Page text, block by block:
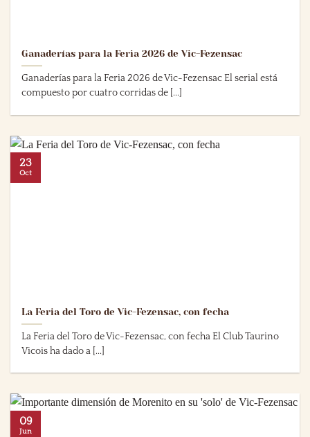
Ganaderías para la Feria 2026 de Vic-Fezensac
Ganaderías para la Feria 2026 de Vic-Fezensac El serial está
compuesto por cuatro corridas de [...]
La Feria del Toro de Vic-Fezensac, con fecha
La Feria del Toro de Vic-Fezensac, con fecha El Club Taurino
Vicois ha dado a [...]
23
Oct
09
Jun